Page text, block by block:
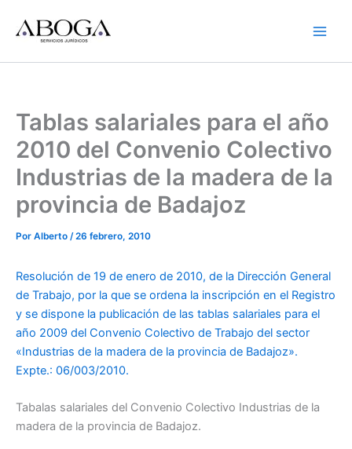
contenido
Tablas salariales para el año
2010 del Convenio Colectivo
Industrias de la madera de la
provincia de Badajoz
Por Alberto /26 febrero, 2010
Resolución de 19 de enero de 2010, de la Dirección General
de Trabajo, por la que se ordena la inscripción en el Registro
y se dispone la publicación de las tablas salariales para el
año 2009 del Convenio Colectivo de Trabajo del sector
«Industrias de la madera de la provincia de Badajoz».
Expte.: 06/003/2010.
Tabalas salariales del Convenio Colectivo Industrias de la
madera de la provincia de Badajoz.